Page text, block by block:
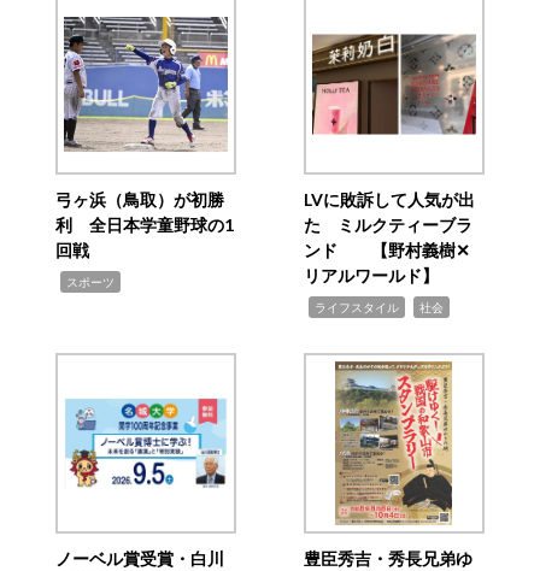
弓ヶ浜（鳥取）が初勝
利 全日本学童野球の1
回戦
スポーツ
LVに敗訴して人気が出
た ミルクティーブラ
ンド 【野村義樹✕
リアルワールド】
ライフスタイル 社会
ノーベル賞受賞・白川
豊臣秀吉・秀長兄弟ゆ